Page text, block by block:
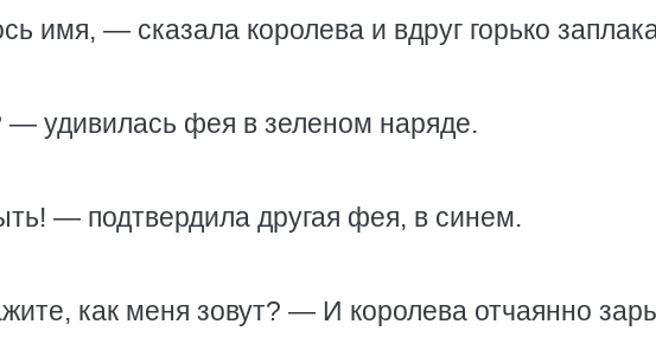
имя, — сказала королева и вдруг горько
— удивилась фея в зеленом наряде.
— подтвердила другая фея, в синем.
как меня зовут? — И королева отчаянно